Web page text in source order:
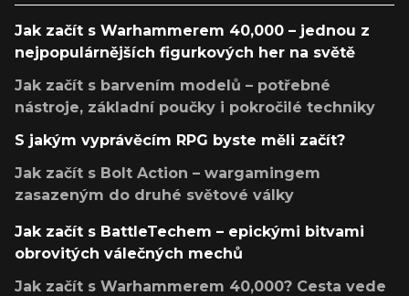
Jak začít s Warhammerem 40,000 – jednou z
nejpopulárnějších figurkových her na světě
Jak začít s barvením modelů – potřebné
nástroje, základní poučky i pokročilé techniky
S jakým vyprávěcím RPG byste měli začít?
Jak začít s Bolt Action – wargamingem
zasazeným do druhé světové války
Jak začít s BattleTechem – epickými bitvami
obrovitých válečných mechů
Jak začít s Warhammerem 40,000? Cesta vede